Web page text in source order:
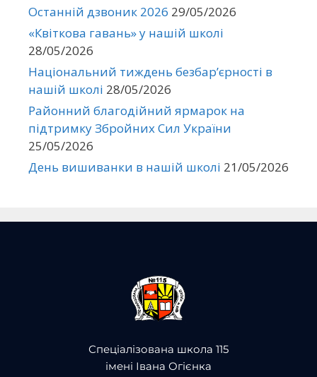
Останній дзвоник 2026 29/05/2026
«Квіткова гавань» у нашій школі
28/05/2026
Національний тиждень безбар’єрності в
нашій школі 28/05/2026
Районний благодійний ярмарок на
підтримку Збройних Сил України
25/05/2026
День вишиванки в нашій школі 21/05/2026
Спеціалізована школа 115
імені Івана Огієнка